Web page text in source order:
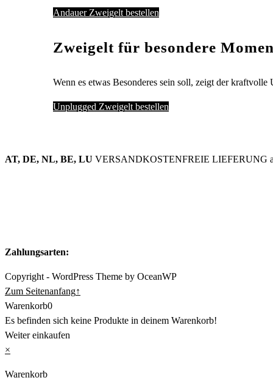
Andauer Zweigelt bestellen
Zweigelt für besondere
Wenn es etwas Besonderes sein soll, zeigt der
Unplugged Zweigelt bestellen
AT, DE, NL, BE, LU VERSANDKOSTENFREIE LIEFERUNG
Zahlungsarten:
Copyright - WordPress Theme by OceanWP
Zum Seitenanfang↑
Warenkorb0
Es befinden sich keine Produkte in deinem Warenkorb!
Weiter einkaufen
×
Warenkorb